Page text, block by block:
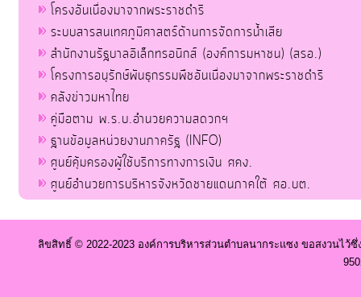
โครงอันเนื่องมาจากพระราชดำริ
ระบบสารสนเทศภูมิศาสตร์ด้านการจัดการน้ำเสีย
สำนักงานรัฐบาลอิเล็กทรอนิกส์ (องค์การมหาชน) (สรอ.)
โครงการอนุรักษ์พันธุกรรมพืชอันเนื่องมาจากพระราชดำริ
คลังข่าวมหาไทย
คู่มือตาม พ.ร.บ.อำนวยความสดวกฯ
ฐานข้อมูลหน่วยงานภาครัฐ (INFO)
ศูนย์คุ้มครองผู้ใช้บริการทางการเงิน ศคง.
ศูนย์อำนวยการบริหารจังหวัดชายแดนภาคใต้ ศอ.บต.
ลิขสิทธิ์ © 2022-2023 องค์การบริหารส่วนตำบลนากระแซง ขอสงวนไว้